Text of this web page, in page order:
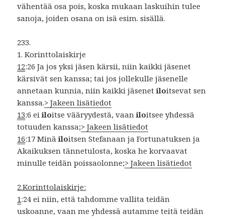
vähentää osa pois, koska mukaan laskuihin tulee
sanoja, joiden osana on isä esim. sisällä.
233.
1. Korinttolaiskirje
12:26 Ja jos yksi jäsen kärsii, niin kaikki jäsenet
kärsivät sen kanssa; tai jos jollekulle jäsenelle
annetaan kunnia, niin kaikki jäsenetiloitsevat sen
kanssa.> Jakeen lisätiedot
13:6 eiiloitse vääryydestä, vaaniloitsee yhdessä
totuuden kanssa;> Jakeen lisätiedot
16:17 Minäiloitsen Stefanaan ja Fortunatuksen ja
Akaikuksen tännetulosta, koska he korvaavat
minulle teidän poissaolonne;> Jakeen lisätiedot
2.Korinttolaiskirje:
1:24 ei niin, että tahdomme vallita teidän
uskoanne, vaan me yhdessä autamme teitä teidän